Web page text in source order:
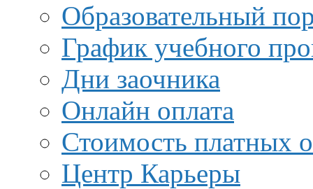
Образовательный
График учебного
Дни заочника
Онлайн оплата
Стоимость платных
Центр Карьеры